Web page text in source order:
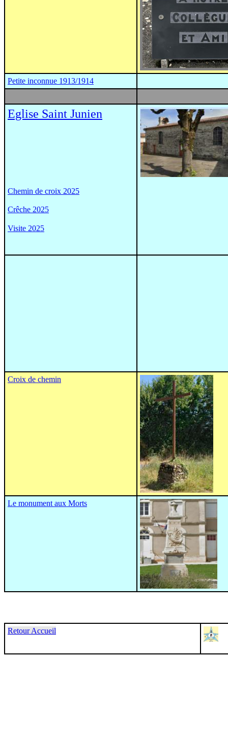
Petite inconnue 1913/1914
Eglise Saint Junien
Chemin de croix 2025
Crêche 2025
Visite 2025
Croix de chemin
Le monument aux Morts
Retour Accueil